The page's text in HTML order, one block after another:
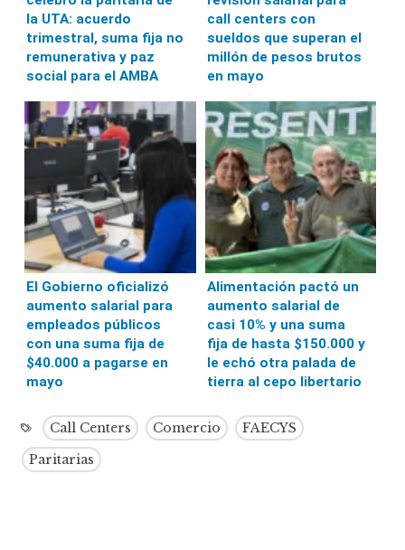
la UTA: acuerdo
trimestral, suma fija no
remunerativa y paz
social para el AMBA
call centers con
sueldos que superan el
millón de pesos brutos
en mayo
El Gobierno oficializó
aumento salarial para
empleados públicos
con una suma fija de
$40.000 a pagarse en
mayo
Alimentación pactó un
aumento salarial de
casi 10% y una suma
fija de hasta $150.000 y
le echó otra palada de
tierra al cepo libertario
Call Centers Comercio
FAECYS
Paritarias